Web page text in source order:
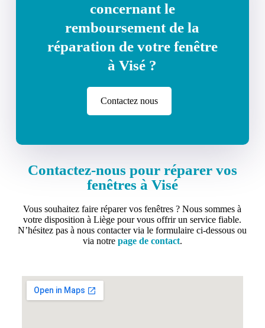
concernant le
remboursement de la
réparation de votre fenêtre
à Visé ?
Contactez nous
Contactez-nous pour réparer vos
fenêtres à Visé
Vous souhaitez faire réparer vos fenêtres ? Nous sommes à
votre disposition à Liège pour vous offrir un service fiable.
N’hésitez pas à nous contacter via le formulaire ci-dessous ou
via notre page de contact.